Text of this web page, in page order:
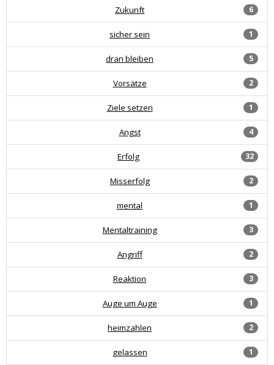
6
Zukunft
1
sicher sein
5
dran bleiben
2
Vorsätze
1
Ziele setzen
4
Angst
32
Erfolg
2
Misserfolg
1
mental
3
Mentaltraining
2
Angriff
3
Reaktion
1
Auge um Auge
2
heimzahlen
1
gelassen